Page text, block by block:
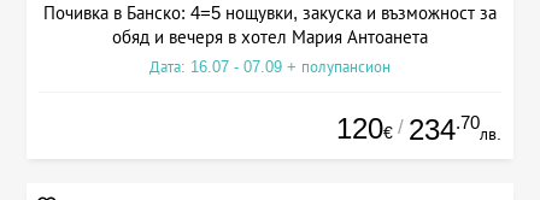
Почивка в Банско: 4=5 нощувки, закуска и възможност за
обяд и вечеря в хотел Мария Антоанета
Дата: 16.07 - 07.09 + полупансион
120€ / 234.70
лв.